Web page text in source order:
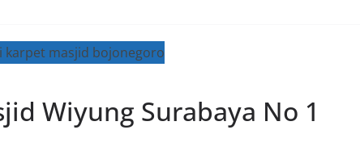
Wiyung Surabaya No 1